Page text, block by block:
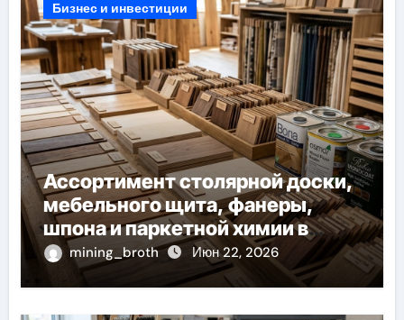
Бизнес и инвестиции
Ассортимент столярной доски,
мебельного щита, фанеры,
шпона и паркетной химии в
каталоге
mining_broth Июн 22, 2026